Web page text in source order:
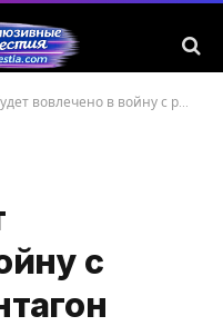
в войну с россией — Пентагон
с